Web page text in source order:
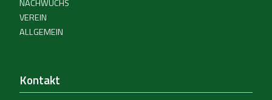
NACHWUCHS
VEREIN
ALLGEMEIN
Kontakt